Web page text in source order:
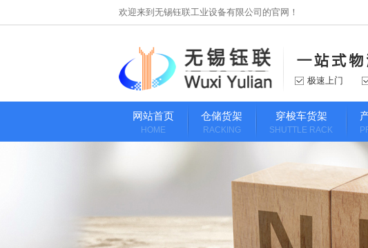
欢迎来到无锡钰联工业设备有限公司的官网！
极速上门
网站首页
HOME
仓储货架
RACKING
穿梭车货架
SHUTTLE RACK